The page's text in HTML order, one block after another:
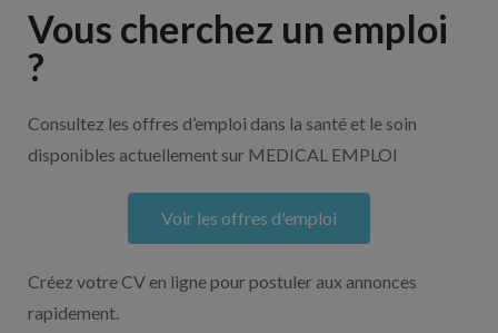
Vous cherchez un emploi
?
Consultez les offres d’emploi dans la santé et le soin
disponibles actuellement sur MEDICAL EMPLOI
Voir les offres d'emploi
Créez votre CV en ligne pour postuler aux annonces
rapidement.